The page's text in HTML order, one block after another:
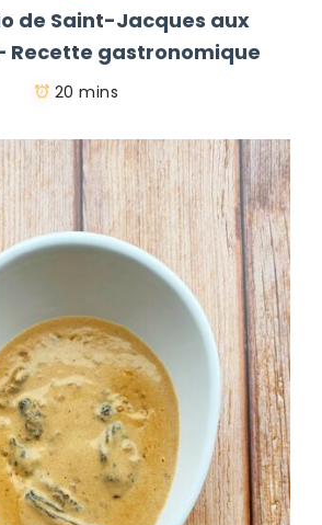
de Saint-Jacques aux
Recette gastronomique
20 mins